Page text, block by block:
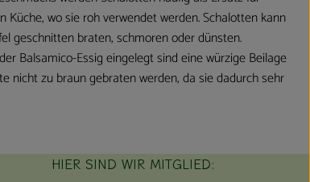
wo sie roh verwendet werden. Schalotten kann
geschnitten braten, schmoren oder dünsten.
Balsamico-Essig eingelegt sind eine würzige Beilage
nicht zu braun gebraten werden, da sie dadurch sehr
HIER SIND WIR MITGLIED: